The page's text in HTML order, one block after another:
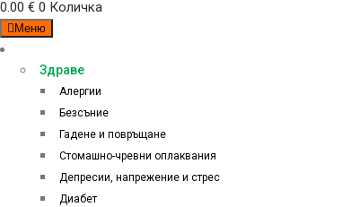
0.00 € 0 Количка
Меню
Здраве
Алергии
Безсъние
Гадене и повръщане
Стомашно-чревни оплаквания
Депресии, напрежение и стрес
Диабет